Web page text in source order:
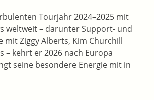
Tourjahr 2024–2025 mit
weltweit – darunter Support- und
mit Ziggy Alberts, Kim Churchill
– kehrt er 2026 nach Europa
seine besondere Energie mit in